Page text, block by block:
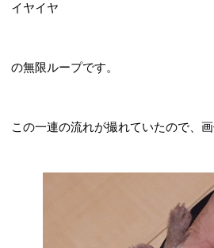
イヤイヤ
の無限ループです。
この一連の流れが撮れていたので、